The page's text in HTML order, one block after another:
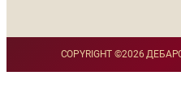
COPYRIGHT ©2026